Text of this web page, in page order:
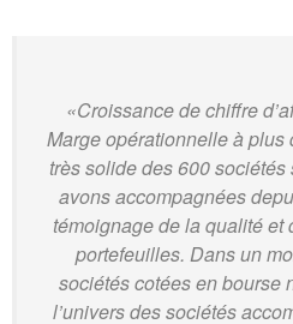
«Croissance de chiffre
Marge opérationnelle à plus
très solide des 600
avons accompagnées
témoignage de la qualité et
portefeuilles. Dans un
sociétés cotées en bourse
l’univers des sociétés